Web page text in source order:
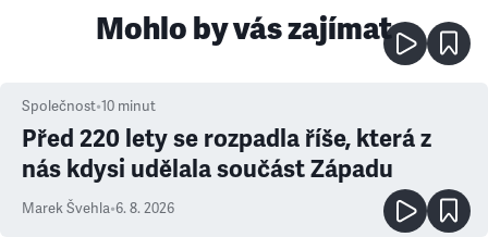
Mohlo by vás zajímat
Společnost•10 minut
Před 220 lety se rozpadla říše, která z
nás kdysi udělala součást Západu
Marek Švehla•6. 8. 2026